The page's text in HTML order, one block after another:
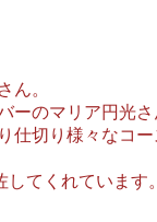
ん。
ーのマリア円光さ
仕切り様々なコー
してくれています